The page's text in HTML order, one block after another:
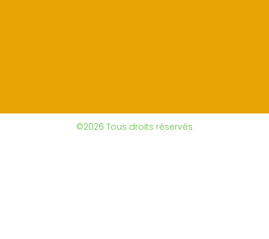
©2026 Tous droits réservés